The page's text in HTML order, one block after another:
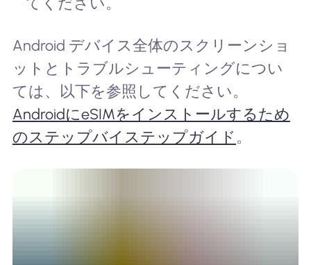
Android デバイス全体のスクリーンショ
ットとトラブルシューティングについ
ては、以下を参照してください。
AndroidにeSIMをインストールするため
のステップバイステップガイド 。